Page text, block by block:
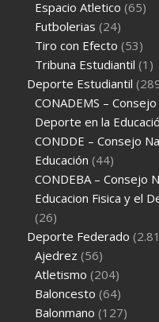
Espacio Atletico (65)
Futbolerias (24)
Tiro con Efecto (53)
Tribuna Estudiantil (1)
Deporte Estudiantil
CONADEMS –
Deporte en la
CONDDE – Consejo
Educación (44)
CONDEBA – Consejo
Educacion Fisica y el
(26)
Deporte Federado
Ajedrez (56)
Atletismo (204)
Baloncesto (64)
Balonmano (127)